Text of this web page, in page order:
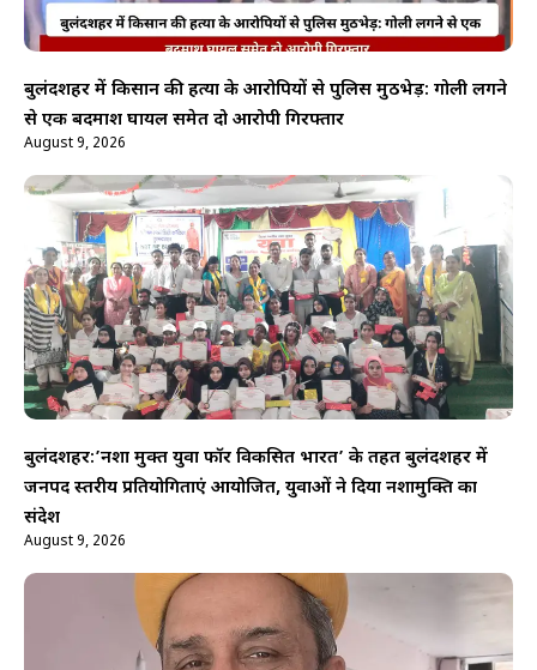
बुलंदशहर में किसान की हत्या के आरोपियों से पुलिस मुठभेड़: गोली लगने
से एक बदमाश घायल समेत दो आरोपी गिरफ्तार
August 9, 2026
बुलंदशहर:’नशा मुक्त युवा फॉर विकसित भारत’ के तहत बुलंदशहर में
जनपद स्तरीय प्रतियोगिताएं आयोजित, युवाओं ने दिया नशामुक्ति का
संदेश
August 9, 2026